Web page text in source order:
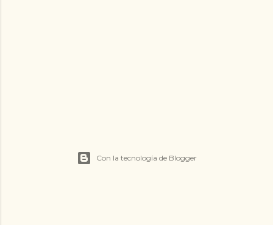
Con la tecnología de Blogger